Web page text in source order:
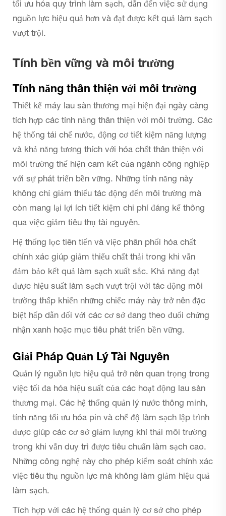
tối ưu hóa quy trình làm sạch, dẫn đến việc sử dụng
nguồn lực hiệu quả hơn và đạt được kết quả làm sạch
vượt trội.
Tính bền vững và môi trường
Tính năng thân thiện với môi trường
Thiết kế máy lau sàn thương mại hiện đại ngày càng
tích hợp các tính năng thân thiện với môi trường. Các
hệ thống tái chế nước, động cơ tiết kiệm năng lượng
và khả năng tương thích với hóa chất thân thiện với
môi trường thể hiện cam kết của ngành công nghiệp
với sự phát triển bền vững. Những tính năng này
không chỉ giảm thiểu tác động đến môi trường mà
còn mang lại lợi ích tiết kiệm chi phí đáng kể thông
qua việc giảm tiêu thụ tài nguyên.
Hệ thống lọc tiên tiến và việc phân phối hóa chất
chính xác giúp giảm thiểu chất thải trong khi vẫn
đảm bảo kết quả làm sạch xuất sắc. Khả năng đạt
được hiệu suất làm sạch vượt trội với tác động môi
trường thấp khiến những chiếc máy này trở nên đặc
biệt hấp dẫn đối với các cơ sở đang theo đuổi chứng
nhận xanh hoặc mục tiêu phát triển bền vững.
Giải Pháp Quản Lý Tài Nguyên
Quản lý nguồn lực hiệu quả trở nên quan trọng trong
việc tối đa hóa hiệu suất của các hoạt động lau sàn
thương mại. Các hệ thống quản lý nước thông minh,
tính năng tối ưu hóa pin và chế độ làm sạch lập trình
được giúp các cơ sở giảm lượng khí thải môi trường
trong khi vẫn duy trì được tiêu chuẩn làm sạch cao.
Những công nghệ này cho phép kiểm soát chính xác
việc tiêu thụ nguồn lực mà không làm giảm hiệu quả
làm sạch.
Tích hợp với các hệ thống quản lý cơ sở cho phép